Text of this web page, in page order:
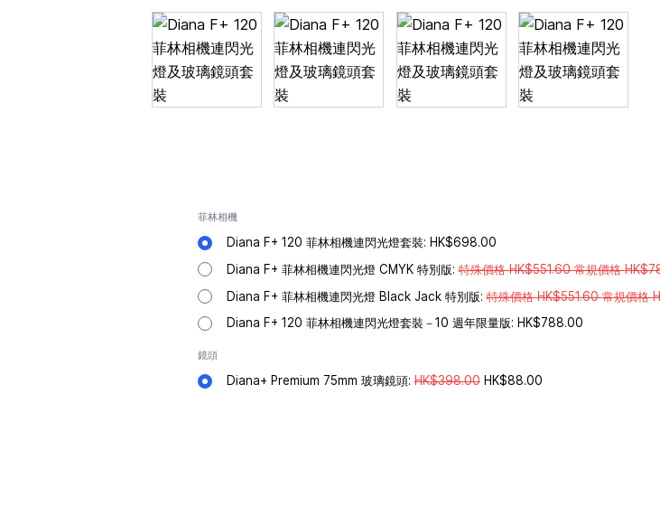
菲林相機
Diana F+ 120 菲林相機連閃光燈套裝: HK$698.00
Diana F+ 菲林相機連閃光燈 CMYK 特別版:
特殊價格 HK$551.60
Diana F+ 菲林相機連閃光燈 Black Jack 特別版:
特
Diana F+ 120 菲林相機連閃光燈套裝－10 週年限量版: HK$788.00
鏡頭
Diana+ Premium 75mm 玻璃鏡頭: HK$398.00 HK$88.00